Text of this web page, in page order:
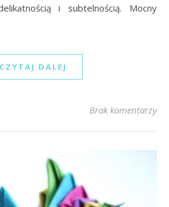
i subtelnością. Mocny
CZYTAJ DALEJ
Brak komentarzy